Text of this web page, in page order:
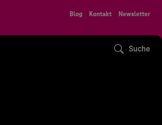
Blog Kontakt Newsletter
Suche